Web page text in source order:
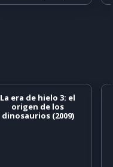
La era de hielo 3: el
origen de los
dinosaurios (2009)